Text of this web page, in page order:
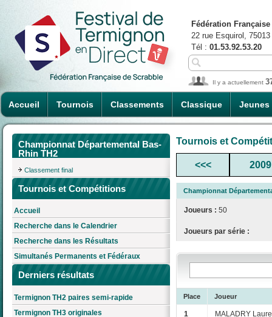
Accueil Tournois Classements Classique Jeunes
Fédération
22 rue Esquirol,
Tél : 01.53.92.53.20
Il y a actuellement
Championnat Départemental Bas-
Rhin TH2
Classement final
Tournois et Compétitions
Accueil
Recherche dans le Calendrier
Recherche dans les Résultats
Simultanés Permanents et Fédéraux
Derniers résultats
Termignon TH2 paires semi-rapide
Termignon TH3 originales
Tournois et
<<< 2009
Championnat
Joueurs : 50
Joueurs par série :
Place Joueur
1 MALADRY